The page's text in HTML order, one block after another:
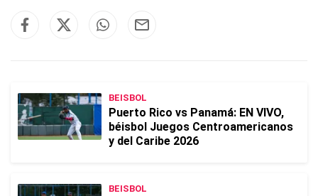
BEISBOL
Puerto Rico vs Panamá: EN VIVO,
béisbol Juegos Centroamericanos
y del Caribe 2026
BEISBOL